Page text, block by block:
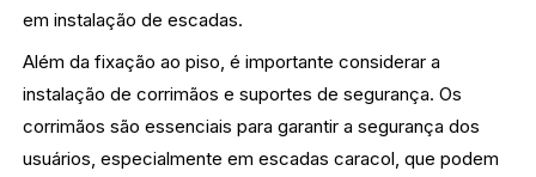
em instalação de escadas.
Além da fixação ao piso, é importante considerar a
instalação de corrimãos e suportes de segurança. Os
corrimãos são essenciais para garantir a segurança dos
usuários, especialmente em escadas caracol, que podem